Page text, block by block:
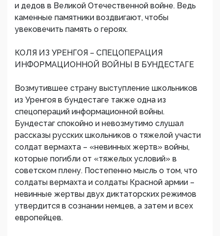
и дедов в Великой Отечественной войне. Ведь
каменные памятники воздвигают, чтобы
увековечить память о героях.
КОЛЯ ИЗ УРЕНГОЯ – СПЕЦОПЕРАЦИЯ
ИНФОРМАЦИОННОЙ ВОЙНЫ В БУНДЕСТАГЕ
Возмутившее страну выступление школьников
из Уренгоя в бундестаге также одна из
спецопераций информационной войны.
Бундестаг спокойно и невозмутимо слушал
рассказы русских школьников о тяжелой участи
солдат вермахта – «невинных жертв» войны,
которые погибли от «тяжелых условий» в
советском плену. Постепенно мысль о том, что
солдаты вермахта и солдаты Красной армии –
невинные жертвы двух диктаторских режимов
утвердится в сознании немцев, а затем и всех
европейцев.